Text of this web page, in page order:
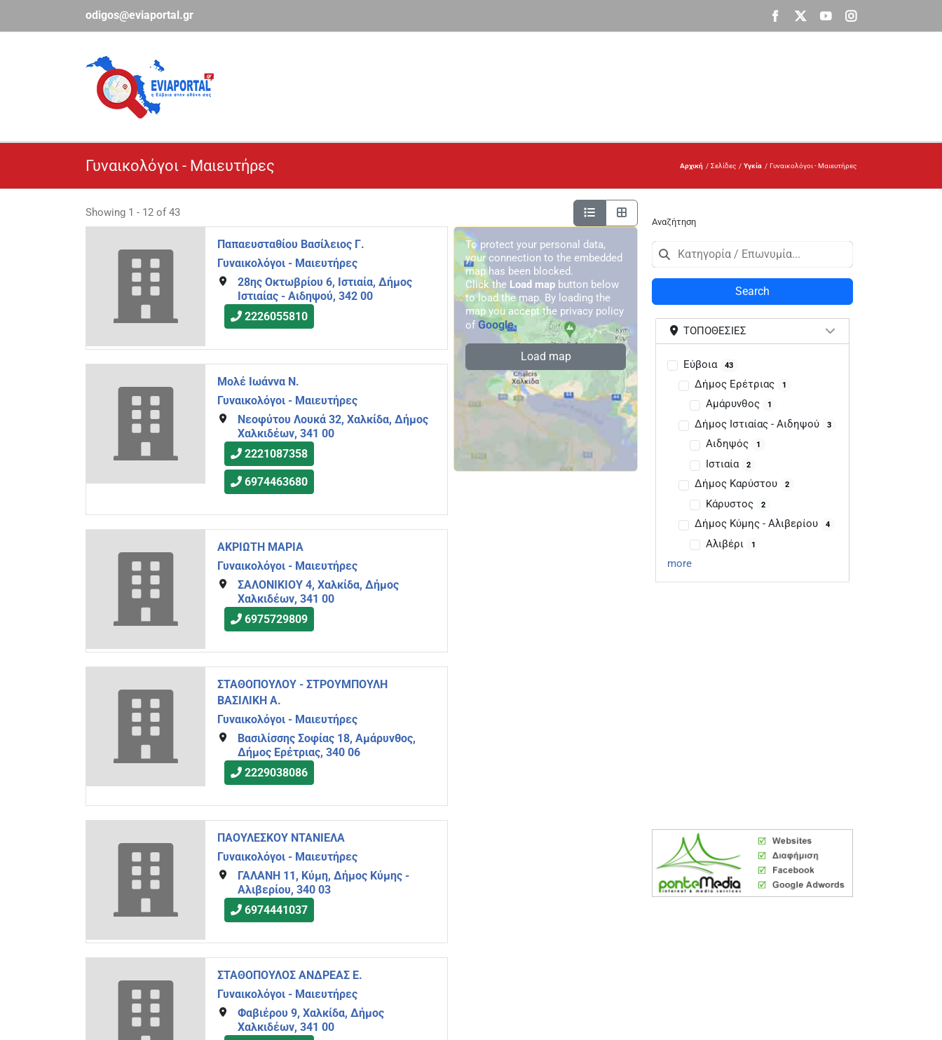
περιεχόμενο
odigos@eviaportal.gr Facebook
X YouTubeInstagram
Γυναικολόγοι - Μαιευτήρες Αρχική Σελίδες Υγεία Γυναικολόγοι - Μαιευτήρες
Showing 1 - 12 of 43
Παπαευσταθίου Βασίλειος Γ.
Γυναικολόγοι - Μαιευτήρες
28ης Οκτωβρίου 6, Ιστιαία, Δήμος
Ιστιαίας - Αιδηψού, 342 00
2226055810
Μολέ Ιωάννα Ν.
Γυναικολόγοι - Μαιευτήρες
Νεοφύτου Λουκά 32, Χαλκίδα, Δήμος
Χαλκιδέων, 341 00
2221087358
6974463680
ΑΚΡΙΩΤΗ ΜΑΡΙΑ
Γυναικολόγοι - Μαιευτήρες
ΣΑΛΟΝΙΚΙΟΥ 4, Χαλκίδα, Δήμος
Χαλκιδέων, 341 00
6975729809
ΣΤΑΘΟΠΟΥΛΟΥ - ΣΤΡΟΥΜΠΟΥΛΗ
ΒΑΣΙΛΙΚΗ Α.
Γυναικολόγοι - Μαιευτήρες
Βασιλίσσης Σοφίας 18, Αμάρυνθος,
Δήμος Ερέτριας, 340 06
2229038086
ΠΑΟΥΛΕΣΚΟΥ ΝΤΑΝΙΕΛΑ
Γυναικολόγοι - Μαιευτήρες
ΓΑΛΑΝΗ 11, Κύμη, Δήμος Κύμης -
Αλιβερίου, 340 03
6974441037
ΣΤΑΘΟΠΟΥΛΟΣ ΑΝΔΡΕΑΣ Ε.
Γυναικολόγοι - Μαιευτήρες
Φαβιέρου 9, Χαλκίδα, Δήμος
Χαλκιδέων, 341 00
To protect your personal data,
your connection to the embedded
map has been blocked.
Click the Load map button below
to load the map. By loading the
map you accept the privacy policy
ofGoogle.
Load map
Αναζήτηση
Search
ΤΟΠΟΘΕΣΊΕΣ
Εύβοια 43
Δήμος Ερέτριας 1
Αμάρυνθος 1
Δήμος Ιστιαίας - Αιδηψού 3
Αιδηψός 1
Ιστιαία 2
Δήμος Καρύστου 2
Κάρυστος 2
Δήμος Κύμης - Αλιβερίου 4
Αλιβέρι 1
more